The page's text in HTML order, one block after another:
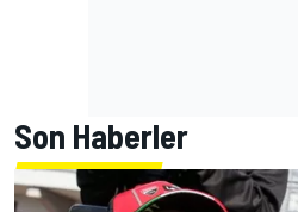
Son Haberler